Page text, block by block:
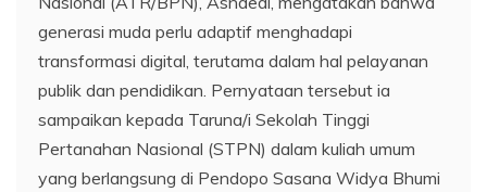
generasi muda perlu adaptif menghadapi
transformasi digital, terutama dalam hal pelayanan
publik dan pendidikan. Pernyataan tersebut ia
sampaikan kepada Taruna/i Sekolah Tinggi
Pertanahan Nasional (STPN) dalam kuliah umum
yang berlangsung di Pendopo Sasana Widya Bhumi